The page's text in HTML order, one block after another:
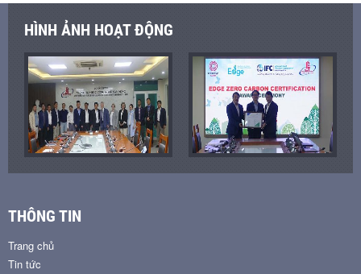
HÌNH ẢNH HOẠT ĐỘNG
THÔNG TIN
Trang chủ
Tin tức